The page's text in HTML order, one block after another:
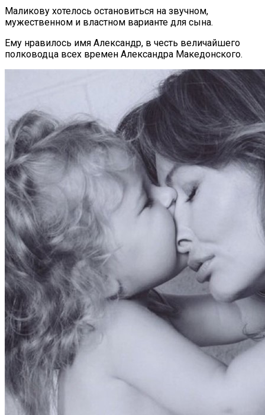
Маликову хотелось остановиться на звучном,
мужественном и властном варианте для сына.
Ему нравилось имя Александр, в честь величайшего
полководца всех времен Александра Македонского.